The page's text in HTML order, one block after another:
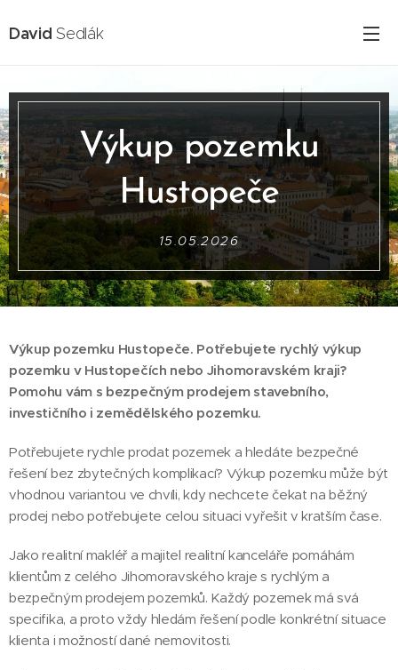
DavidSedlák
Výkup pozemku
Hustopeče
15.05.2026
Výkup pozemku Hustopeče. Potřebujete rychlý výkup
pozemku v Hustopečích nebo Jihomoravském kraji?
Pomohu vám s bezpečným prodejem stavebního,
investičního i zemědělského pozemku.
Potřebujete rychle prodat pozemek a hledáte bezpečné
řešení bez zbytečných komplikací? Výkup pozemku může být
vhodnou variantou ve chvíli, kdy nechcete čekat na běžný
prodej nebo potřebujete celou situaci vyřešit v kratším čase.
Jako realitní makléř a majitel realitní kanceláře pomáhám
klientům z celého Jihomoravského kraje s rychlým a
bezpečným prodejem pozemků. Každý pozemek má svá
specifika, a proto vždy hledám řešení podle konkrétní situace
klienta i možností dané nemovitosti.